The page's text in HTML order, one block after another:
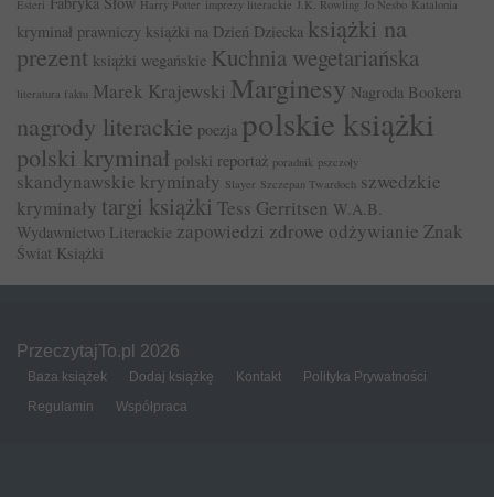
Esteri
Harry Potter imprezy literackie J.K. Rowling Jo Nesbo Katalonia
kryminał prawniczy książki na Dzień Dziecka książki na
prezent książki wegańskie Kuchnia wegetariańska
literatura faktu Marek Krajewski Marginesy Nagroda Bookera
nagrody literackie poezja polskie książki
polski kryminał polski reportaż poradnik pszczoły
skandynawskie kryminały Slayer Szczepan Twardoch szwedzkie
kryminały targi książki Tess Gerritsen W.A.B.
Wydawnictwo Literackie zapowiedzi zdrowe odżywianie Znak
Świat Książki
PrzeczytajTo.pl 2026
Baza książek Dodaj książkę Kontakt
Polityka Prywatności
Regulamin
Współpraca